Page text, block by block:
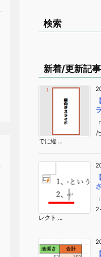
検索
新着/更新記事
でに縦 ...
2
レクト ...